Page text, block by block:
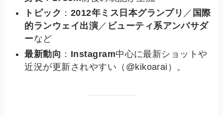
トピック ： 2012年ミス日本グランプリ ／ 国際
的ランウェイ出演／ ビューティ系アンバサダ
ーなど
最新動向 ： Instagram中心に最新ショットや
近況が更新されやすい（@kikoarai）。